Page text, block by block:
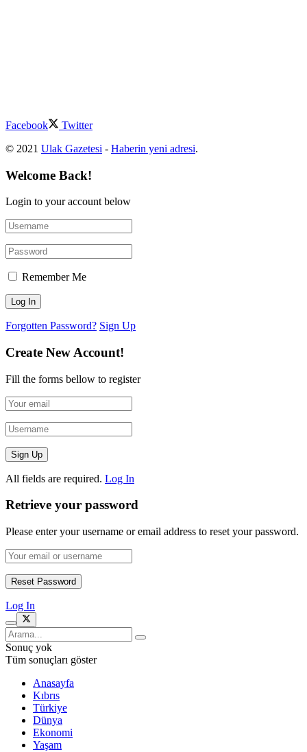
Facebook
Twitter
© 2021 Ulak Gazetesi - Haberin yeni adresi.
Welcome Back!
Login to your account below
Remember Me
Forgotten Password? Sign Up
Create New Account!
Fill the forms bellow to register
All fields are required. Log In
Retrieve your password
Please enter your username or email address to reset your password.
Log In
Sonuç yok
Tüm sonuçları göster
Anasayfa
Kıbrıs
Türkiye
Dünya
Ekonomi
Yaşam